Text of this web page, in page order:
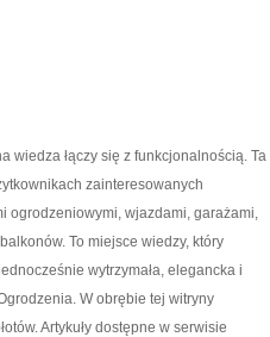
wiedza łączy się z funkcjonalnością. Ta
zainteresowanych
ogrodzeniowymi, wjazdami, garażami,
To miejsce wiedzy, który
wytrzymała, elegancka i
W obrębie tej witryny
Artykuły dostępne w serwisie